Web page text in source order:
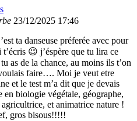
23/12/2025 17:46
ta danseuse préferée avec pour
😉 j’éspère que tu lira ce
as de la chance, au moins ils t’on
faire…. Moi je veut etre
et le test m’a dit que je devais
en biologie végétale, géographe,
et animatrice nature !
gros bisous!!!!!